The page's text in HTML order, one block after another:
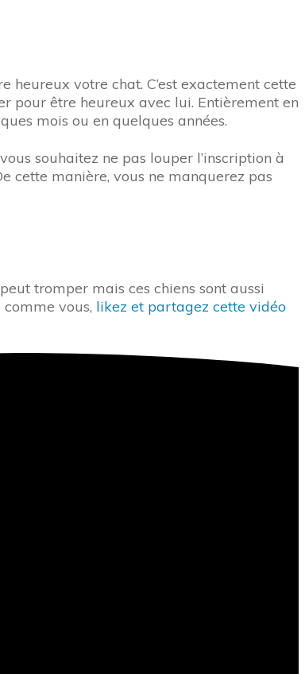
heureux votre chat. C’est exactement cette
pour être heureux avec lui. Entièrement en
mois ou en quelques années.
souhaitez ne pas louper l’inscription à
cette manière, vous ne manquerez pas
tromper mais ces chiens sont aussi
vous, likez et partagez cette vidéo